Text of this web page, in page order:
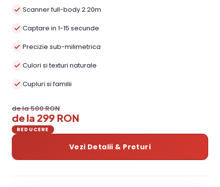
Scanner full-body 2.20m
Captare in 1-15 secunde
Precizie sub-milimetrica
Culori si texturi naturale
Cupluri si familii
de la 500 RON
de la 299 RON
REDUCERE
Vezi Detalii & Preturi